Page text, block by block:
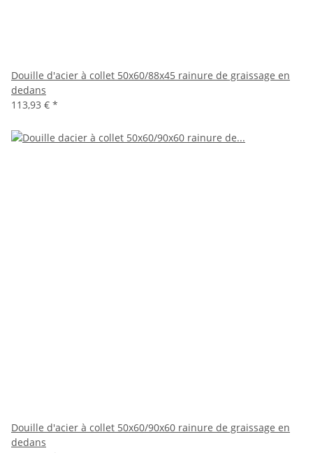
Douille d'acier à collet 50x60/88x45 rainure de graissage en
dedans
113,93 € *
Douille d'acier à collet 50x60/90x60 rainure de graissage en
dedans